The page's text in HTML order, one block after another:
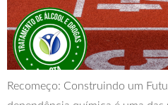
Recomeço: Construindo um